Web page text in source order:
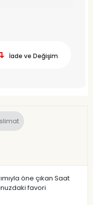
İade ve Değişim
öne çıkan Saat
favori